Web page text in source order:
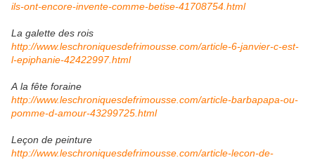
ils-ont-encore-invente-comme-betise-41708754.html
La galette des rois
http://www.leschroniquesdefrimousse.com/article-6-janvier-c-est-
l-epiphanie-42422997.html
A la fête foraine
http://www.leschroniquesdefrimousse.com/article-barbapapa-ou-
pomme-d-amour-43299725.html
Leçon de peinture
http://www.leschroniquesdefrimousse.com/article-lecon-de-